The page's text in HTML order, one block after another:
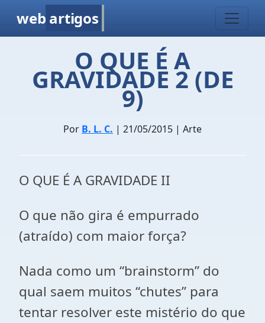
web artigos
O QUE É A
GRAVIDADE 2 (DE
9)
Por B. L. C. | 21/05/2015 | Arte
O QUE É A GRAVIDADE II
O que não gira é empurrado
(atraído) com maior força?
Nada como um “brainstorm” do
qual saem muitos “chutes” para
tentar resolver este mistério do que